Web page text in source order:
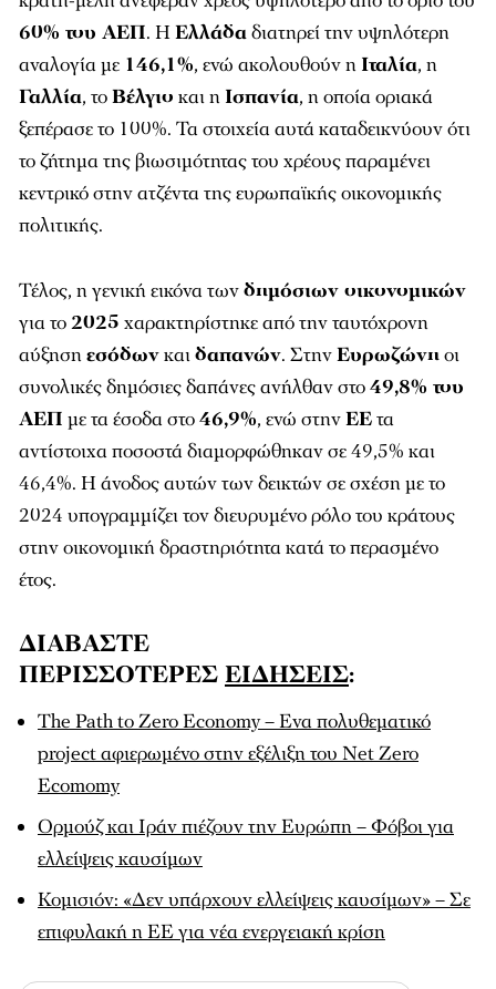
60% του ΑΕΠ. ΗΕλλάδαδιατηρεί την υψηλότερη
αναλογία με 146,1%, ενώ ακολουθούν η Ιταλία, η
Γαλλία, τοΒέλγιο και η Ισπανία, η οποία οριακά
ξεπέρασε το 100%. Τα στοιχεία αυτά καταδεικνύουν ότι
το ζήτημα της βιωσιμότητας του χρέους παραμένει
κεντρικό στην ατζέντα της ευρωπαϊκής οικονομικής
πολιτικής.
Τέλος, η γενική εικόνα τωνδημόσιων οικονομικών
για το2025 χαρακτηρίστηκε από την ταυτόχρονη
αύξησηεσόδωνκαιδαπανών. ΣτηνΕυρωζώνηοι
συνολικές δημόσιες δαπάνες ανήλθαν στο49,8% του
ΑΕΠ με τα έσοδα στο46,9%, ενώ στηνΕΕτα
αντίστοιχα ποσοστά διαμορφώθηκαν σε 49,5% και
46,4%. Η άνοδος αυτών των δεικτών σε σχέση με το
2024 υπογραμμίζει τον διευρυμένο ρόλο του κράτους
στην οικονομική δραστηριότητα κατά το περασμένο
έτος.
ΔΙΑΒΑΣΤΕ
ΠΕΡΙΣΣΟΤΕΡΕΣ ΕΙΔΗΣΕΙΣ:
The Path to Zero Economy – Ενα πολυθεματικό
project αφιερωμένο στην εξέλιξη του Net Zero
Εcomomy
Ορμούζ και Ιράν πιέζουν την Ευρώπη – Φόβοι για
ελλείψεις καυσίμων
Κομισιόν: «Δεν υπάρχουν ελλείψεις καυσίμων» – Σε
επιφυλακή η ΕΕ για νέα ενεργειακή κρίση